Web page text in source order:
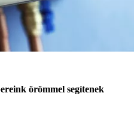
örömmel segítenek